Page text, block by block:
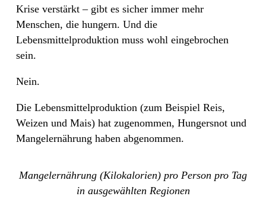
Krise verstärkt – gibt es sicher immer mehr
Menschen, die hungern. Und die
Lebensmittelproduktion muss wohl eingebrochen
sein.
Nein.
Die Lebensmittelproduktion (zum Beispiel Reis,
Weizen und Mais) hat zugenommen, Hungersnot und
Mangelernährung haben abgenommen.
Mangelernährung (Kilokalorien) pro Person pro Tag
in ausgewählten Regionen